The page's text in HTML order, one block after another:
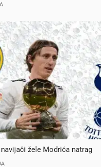
žele Modrića natrag